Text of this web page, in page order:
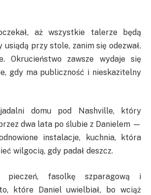
aż wszystkie talerze będą
usiądą przy stole, zanim się odezwał.
Okrucieństwo zawsze wydaje się
gdy ma publiczność i nieskazitelny
domu pod Nashville, który
dwa lata po ślubie z Danielem —
instalacje, kuchnia, która
wilgocią, gdy padał deszcz.
pieczeń, fasolkę szparagową i
które Daniel uwielbiał, bo wciąż